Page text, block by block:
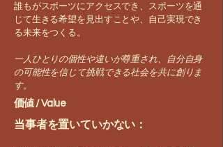
誰もがスポーツにアクセスでき、スポーツを通
じて生きる希望を見出すことや、自己実現でき
る未来をつくる。
一人ひとりの個性や違いが尊重され、自分自身
の可能性を信じて挑戦できる社会を共に創りま
す。
価値 / Value
当事者を置いていかない：